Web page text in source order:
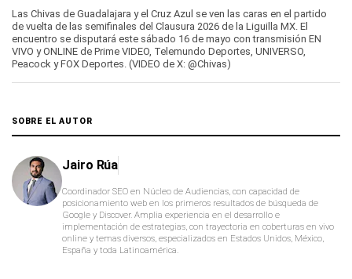
seconds
of
39
seconds
Las Chivas de Guadalajara y el Cruz Azul se ven las caras en el partido
de vuelta de las semifinales del Clausura 2026 de la Liguilla MX. El
encuentro se disputará este sábado 16 de mayo con transmisión EN
VIVO y ONLINE de Prime VIDEO, Telemundo Deportes, UNIVERSO,
Peacock y FOX Deportes. (VIDEO de X: @Chivas)
SOBRE EL AUTOR
Jairo Rúa
Coordinador SEO en Núcleo de Audiencias, con capacidad de
posicionamiento web en los primeros resultados de búsqueda de
Google y Discover. Amplia experiencia en el desarrollo e
implementación de estrategias, con trayectoria en coberturas en vivo
online y temas diversos, especializados en Estados Unidos, México,
España y toda Latinoamérica.